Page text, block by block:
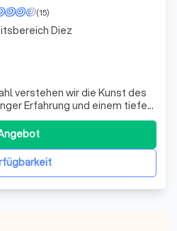
(15)
verstehen wir die Kunst des
Erfahrung und einem tiefen
unserer Kunden bieten wir
sich durch Professionalität und
Mitarbeiter sind
Diez